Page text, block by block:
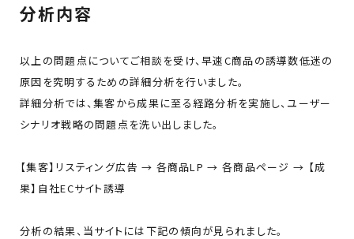
分析内容
以上の問題点についてご相談を受け、早速C商品の誘導数低迷の
原因を究明するための詳細分析を行いました。
詳細分析では、集客から成果に至る経路分析を実施し、ユーザー
シナリオ戦略の問題点を洗い出しました。
【集客】リスティング広告 → 各商品LP → 各商品ページ → 【成
果】自社ECサイト誘導
分析の結果、当サイトには下記の傾向が見られました。